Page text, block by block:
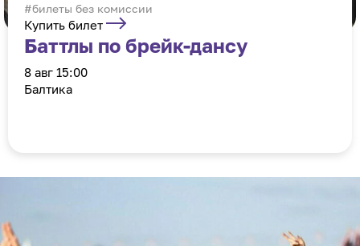
#билеты без комиссии
Купить билет
Баттлы по брейк-дансу
8 авг 15:00
Балтика